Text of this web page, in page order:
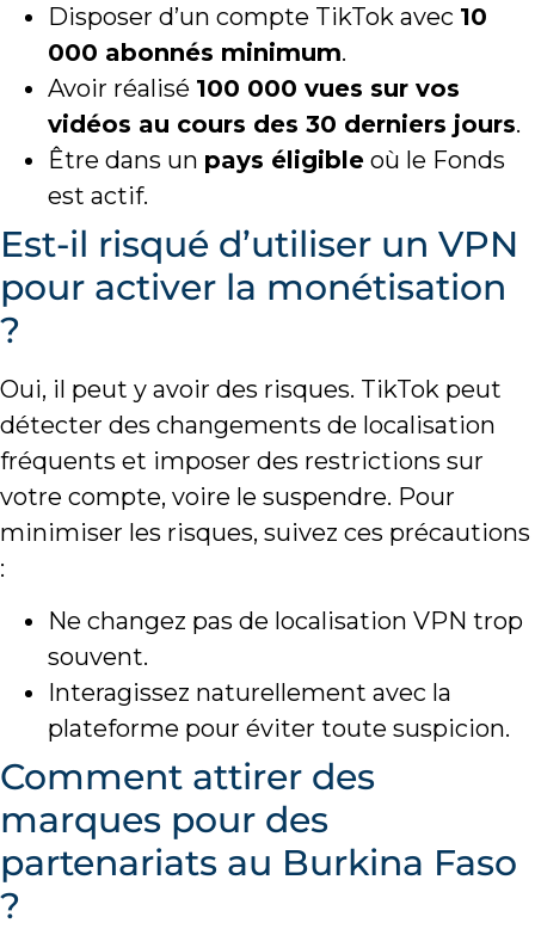
Disposer d’un compte TikTok avec 10
000 abonnés minimum.
Avoir réalisé 100 000 vues sur vos
vidéos au cours des 30 derniers jours.
Être dans un pays éligible où le Fonds
est actif.
Est-il risqué d’utiliser un VPN
pour activer la monétisation
?
Oui, il peut y avoir des risques. TikTok peut
détecter des changements de localisation
fréquents et imposer des restrictions sur
votre compte, voire le suspendre. Pour
minimiser les risques, suivez ces précautions
:
Ne changez pas de localisation VPN trop
souvent.
Interagissez naturellement avec la
plateforme pour éviter toute suspicion.
Comment attirer des
marques pour des
partenariats au Burkina Faso
?